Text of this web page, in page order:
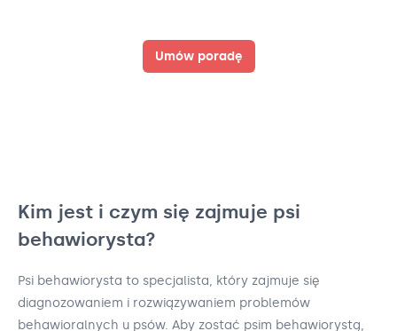
Umów poradę
Kim jest i czym się zajmuje psi
behawiorysta?
Psi behawiorysta to specjalista, który zajmuje się
diagnozowaniem i rozwiązywaniem problemów
behawioralnych u psów. Aby zostać psim behawiorystą,